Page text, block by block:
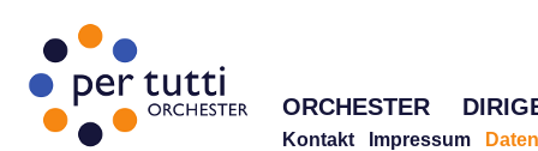
ORCHESTER
Kontakt Impressum